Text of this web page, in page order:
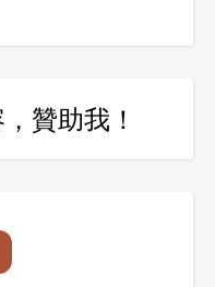
贊助我！